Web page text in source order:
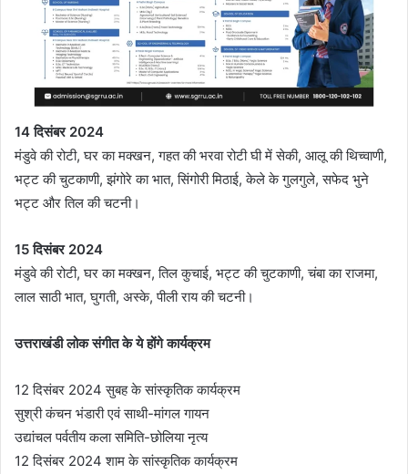
14दिसंबर 2024
मंडुवे की रोटी, घर का मक्खन, गहत की भरवा रोटी घी में सेकी, आलू की थिच्वाणी,
भट्ट की चुटकाणी, झंगोरे का भात, सिंगोरी मिठाई, केले के गुलगुले, सफेद भुने
भट्ट और तिल की चटनी।
15दिसंबर 2024
मंडुवे की रोटी, घर का मक्खन, तिल कुचाई, भट्ट की चुटकाणी, चंबा का राजमा,
लाल साठी भात, घुगती, अस्के, पीली राय की चटनी।
उत्तराखंडी लोक संगीत के ये होंगे कार्यक्रम
12 दिसंबर 2024 सुबह के सांस्कृतिक कार्यक्रम
सुश्री कंचन भंडारी एवं साथी-मांगल गायन
उद्यांचल पर्वतीय कला समिति-छोलिया नृत्य
12 दिसंबर 2024 शाम के सांस्कृतिक कार्यक्रम